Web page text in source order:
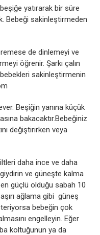
yatırarak bir süre
Bebeği sakinleştirmeden
de dinlemeyi ve
öğrenir. Şarkı çalın
sakinleştirmenin
Beşiğin yanına küçük
bakacaktır.Bebeğiniz
değiştirirken veya
daha ince ve daha
ve güneşte kalma
güçlü olduğu sabah 10
aşırı ağlama gibi güneş
bebeğin çok
engelleyin. Eğer
koltuğunun ya da